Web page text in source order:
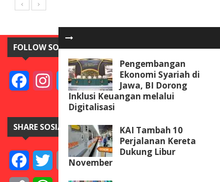
Pengembangan
Ekonomi Syariah di
Jawa, BI Dorong
Inklusi Keuangan melalui
Digitalisasi
KAI Tambah 10
Perjalanan Kereta
Dukung Libur
November
FOLLOW SOSIAL MEDIA
FacebookInstagramTwitterYouTube
SHARE SOSIAL MEDIA
FacebookTwitterEmail Telegram Messenger